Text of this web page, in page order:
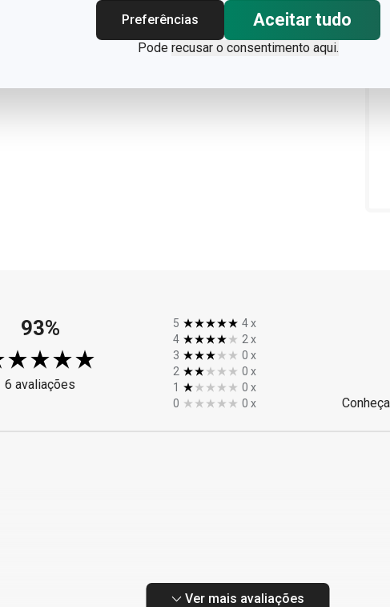
Preferências
Aceitar tudo
Pode recusar o consentimento aqui.
93%
6 avaliações
5 4x
4
2 x
3
0 x
2
0 x
1
0 x
0
0 x
Ver mais avaliações